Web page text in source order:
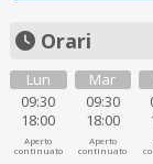
Orari
Lun
09:30
18:00
Aperto
continuato
Mar
09:30
18:00
Aperto
continuato